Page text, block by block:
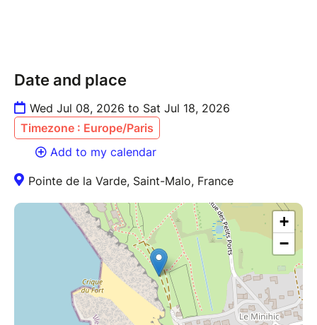
Date and place
Wed Jul 08, 2026 to Sat Jul 18, 2026
Timezone : Europe/Paris
Add to my calendar
Pointe de la Varde, Saint-Malo, France
+
−